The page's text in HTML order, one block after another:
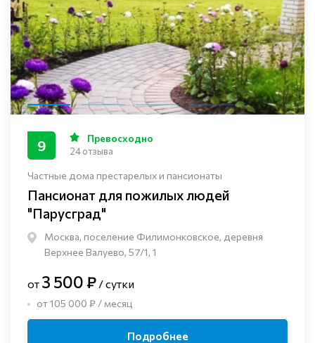
Частные дома престарелых и пансионаты
Пансионат для пожилых людей
"Парусград"
Москва, поселение Филимонковское, деревня
Верхнее Валуево, 57/1, 1
9 Превосходно
24 отзыва
от 3 500 ₽ / сутки
от 105 000 ₽ / месяц
Подробнее